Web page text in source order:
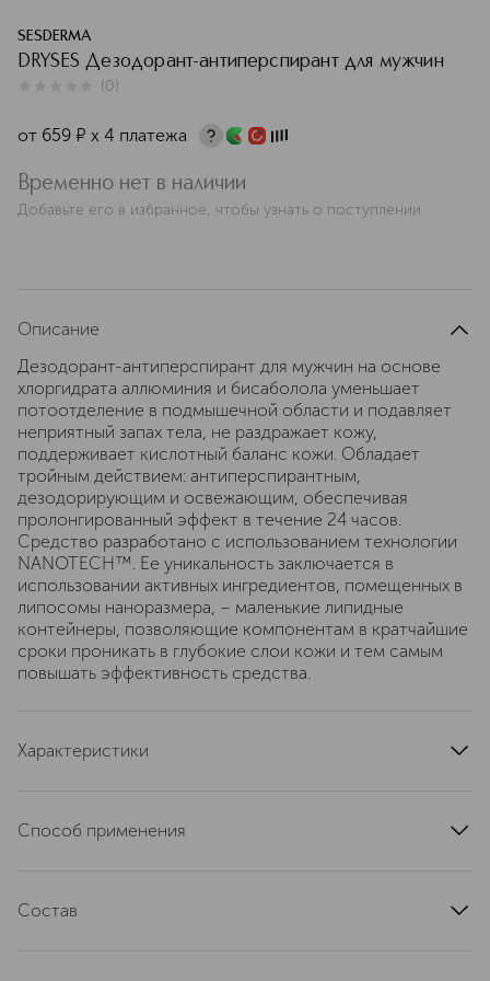
SESDERMA
DRYSES Дезодорант-антиперспирант для мужчин
(0)
от 659 ¤ х 4 платежа
Временно нет в наличии
Добавьте его в избранное, чтобы узнать о поступлении
Описание
Дезодорант-антиперспирант для мужчин на основе
хлоргидрата аллюминия и бисаболола уменьшает
потоотделение в подмышечной области и подавляет
неприятный запах тела, не раздражает кожу,
поддерживает кислотный баланс кожи. Обладает
тройным действием: антиперспирантным,
дезодорирующим и освежающим, обеспечивая
пролонгированный эффект в течение 24 часов.
Средство разработано с использованием технологии
NANOTECH™. Ее уникальность заключается в
использовании активных ингредиентов, помещенных в
липосомы наноразмера, – маленькие липидные
контейнеры, позволяющие компонентам в кратчайшие
сроки проникать в глубокие слои кожи и тем самым
повышать эффективность средства.
Характеристики
артикул
Способ применения
раз в день.
Состав